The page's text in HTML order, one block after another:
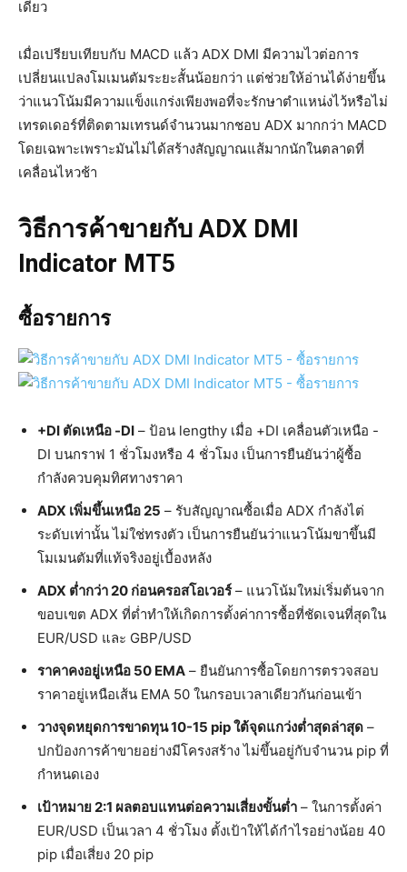
เดียว
เมื่อเปรียบเทียบกับ MACD แล้ว ADX DMI มีความไวต่อการ
เปลี่ยนแปลงโมเมนตัมระยะสั้นน้อยกว่า แต่ช่วยให้อ่านได้ง่ายขึ้น
ว่าแนวโน้มมีความแข็งแกร่งเพียงพอที่จะรักษาตำแหน่งไว้หรือไม่
เทรดเดอร์ที่ติดตามเทรนด์จำนวนมากชอบ ADX มากกว่า MACD
โดยเฉพาะเพราะมันไม่ได้สร้างสัญญาณแส้มากนักในตลาดที่
เคลื่อนไหวช้า
วิธีการค้าขายกับ ADX DMI
Indicator MT5
ซื้อรายการ
+DI ตัดเหนือ -DI – ป้อน lengthy เมื่อ +DI เคลื่อนตัวเหนือ -
DI บนกราฟ 1 ชั่วโมงหรือ 4 ชั่วโมง เป็นการยืนยันว่าผู้ซื้อ
กำลังควบคุมทิศทางราคา
ADX เพิ่มขึ้นเหนือ 25 – รับสัญญาณซื้อเมื่อ ADX กำลังไต่
ระดับเท่านั้น ไม่ใช่ทรงตัว เป็นการยืนยันว่าแนวโน้มขาขึ้นมี
โมเมนตัมที่แท้จริงอยู่เบื้องหลัง
ADX ต่ำกว่า 20 ก่อนครอสโอเวอร์– แนวโน้มใหม่เริ่มต้นจาก
ขอบเขต ADX ที่ต่ำทำให้เกิดการตั้งค่าการซื้อที่ชัดเจนที่สุดใน
EUR/USD และ GBP/USD
ราคาคงอยู่เหนือ 50 EMA – ยืนยันการซื้อโดยการตรวจสอบ
ราคาอยู่เหนือเส้น EMA 50 ในกรอบเวลาเดียวกันก่อนเข้า
วางจุดหยุดการขาดทุน 10-15 pip ใต้จุดแกว่งต่ำสุดล่าสุด –
ปกป้องการค้าขายอย่างมีโครงสร้าง ไม่ขึ้นอยู่กับจำนวน pip ที่
กำหนดเอง
เป้าหมาย 2:1 ผลตอบแทนต่อความเสี่ยงขั้นต่ำ – ในการตั้งค่า
EUR/USD เป็นเวลา 4 ชั่วโมง ตั้งเป้าให้ได้กำไรอย่างน้อย 40
pip เมื่อเสี่ยง 20 pip